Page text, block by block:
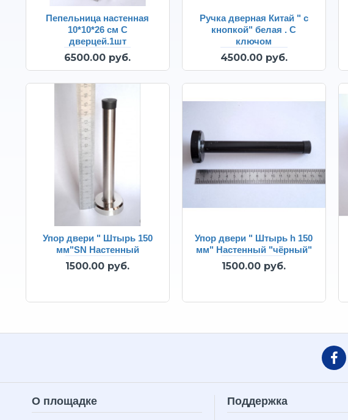
Пепельница настенная
10*10*26 см С
дверцей.1шт
6500.00 руб.
Ручка дверная Китай " с
кнопкой" белая . С
ключом
4500.00 руб.
Упор двери " Штырь 150
мм"SN Настенный
1500.00 руб.
Упор двери " Штырь h 150
мм" Настенный "чёрный"
1500.00 руб.
О площадке Поддержка